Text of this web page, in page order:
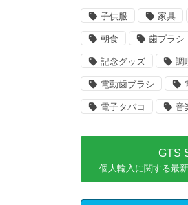
子供服 家具
朝食 歯ブラシ
記念グッズ 調
電動歯ブラシ
電子タバコ 音
GTS
個人輸入に関する最